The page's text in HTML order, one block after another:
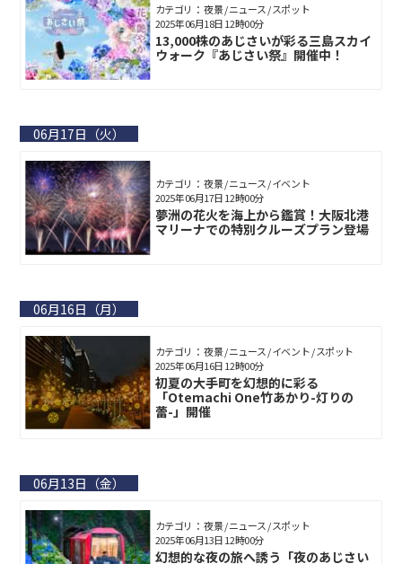
カテゴリ： 夜景 / ニュース / スポット
13,000株のあじさいが彩る三島スカイ
ウォーク『あじさい祭』開催中！
2025年06月18日 12時00分
06月17日（火）
カテゴリ： 夜景 / ニュース / イベント
夢洲の花火を海上から鑑賞！大阪北港
マリーナでの特別クルーズプラン登場
2025年06月17日 12時00分
06月16日（月）
カテゴリ： 夜景 / ニュース / イベント / スポット
初夏の大手町を幻想的に彩る
「Otemachi One竹あかり-灯りの
蕾-」開催
2025年06月16日 12時00分
06月13日（金）
カテゴリ： 夜景 / ニュース / スポット
幻想的な夜の旅へ誘う「夜のあじさい
2025年06月13日 12時00分